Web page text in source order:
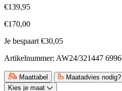
€139,95
€170,00
Je bespaart €30,05
Artikelnummer: AW24/321447 6996
Maattabel
Maatadvies nodig?
Kies je maat